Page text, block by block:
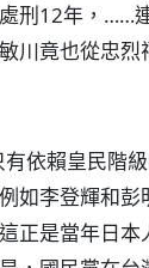
刑12年，……
川竟也從忠烈
依賴皇民階
如李登輝和
正是當年日